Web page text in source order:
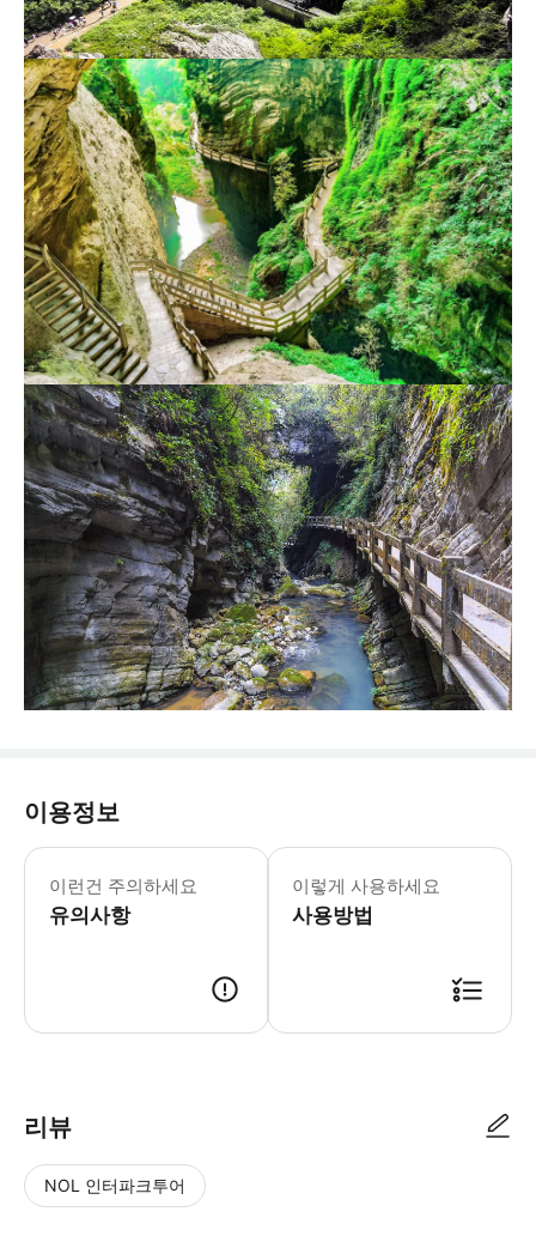
이용정보
이런건 주의하세요
유의사항
▶2-12인 소규모 맞춤 투어 (영어 가이
▶충칭 천생삼교 & 용수협곡 일일 투
이렇게 사용하세요
사용방법
리뷰
NOL 인터파크투어